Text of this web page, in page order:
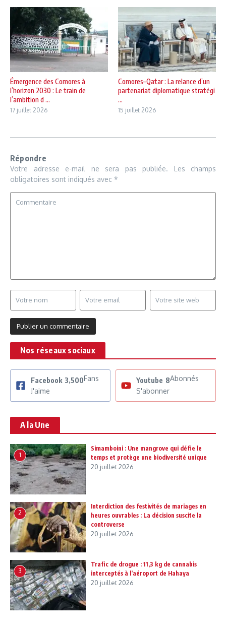
Émergence des Comores à
l’horizon 2030 : Le train de
l’ambition d ...
17 juillet 2026
Comores–Qatar : La relance d’un
partenariat diplomatique stratégi
...
15 juillet 2026
Répondre
Votre adresse e-mail ne sera pas publiée.
Les champs
obligatoires sont indiqués avec *
Nos réseaux sociaux
Facebook 3,500Fans
J'aime
Youtube 8Abonnés
S'abonner
A la Une
1
Simamboini : Une mangrove qui défie le
temps et protège une biodiversité unique
20 juillet 2026
2
Interdiction des festivités de mariages en
heures ouvrables : La décision suscite la
controverse
20 juillet 2026
3
Trafic de drogue : 11,3 kg de cannabis
interceptés à l’aéroport de Hahaya
20 juillet 2026